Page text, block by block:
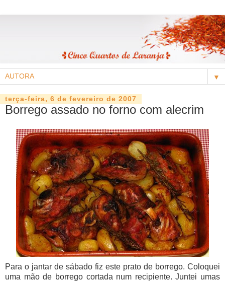
▼
terça-feira, 6 de fevereiro de 2007
Borrego assado no forno com alecrim
Para o jantar de sábado fiz este prato de borrego. Coloquei
uma mão de borrego cortada num recipiente. Juntei umas